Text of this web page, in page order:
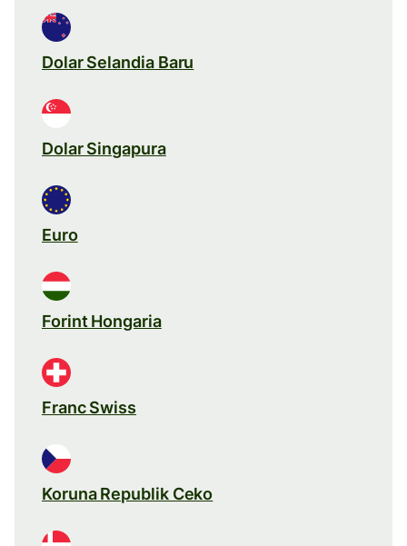
Dolar Selandia Baru
Dolar Singapura
Euro
Forint Hongaria
Franc Swiss
Koruna Republik Ceko